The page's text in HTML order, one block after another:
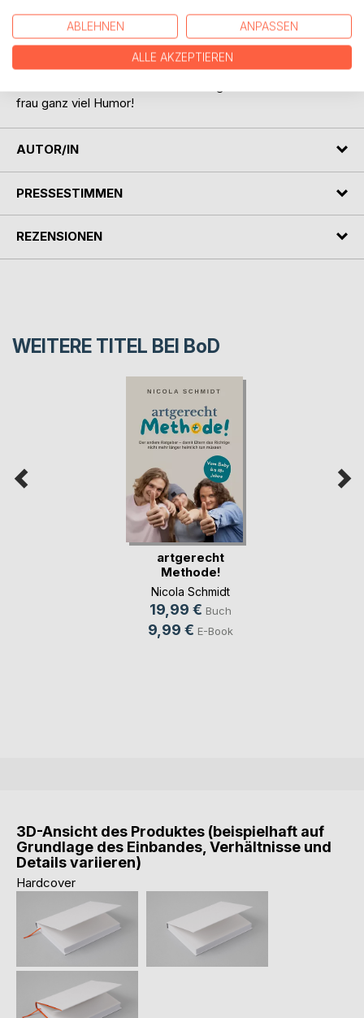
Wenn Sie mehr wissen möchten, gönnen Sie sich einen
Blick in dieses Buch. Und in den ersten Band "Teenager
Trouble". Geschichten aus dem Leben einer Singlemom
von heiter bis bissig.
frau ganz viel Humor!
AUTOR/IN
PRESSESTIMMEN
REZENSIONEN
WEITERE TITEL BEI BoD
artgerecht
Methode!
Nicola Schmidt
19,99 € Buch
9,99 € E-Book
3D-Ansicht des Produktes (beispielhaft auf
Grundlage des Einbandes, Verhältnisse und
Details variieren)
Hardcover
ABLEHNEN ANPASSEN
ALLE AKZEPTIEREN